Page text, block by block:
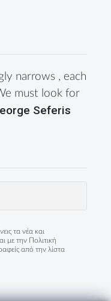
narrows , each
must look for
Seferis
τα νέα και
με την
Πολιτική
από την λίστα